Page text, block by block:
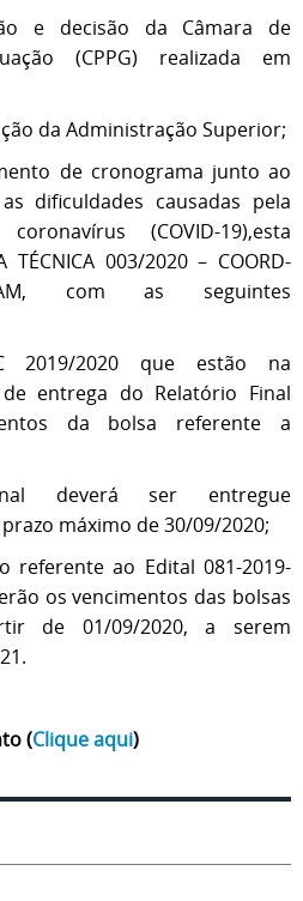
e decisão da Câmara de
(CPPG) realizada em
da Administração Superior;
de cronograma junto ao
dificuldades causadas pela
(COVID-19),esta
TÉCNICA 003/2020 – COORD-
UFAM, com as seguintes
2019/2020 que estão na
entrega do Relatório Final
da bolsa referente a
deverá ser entregue
máximo de 30/09/2020;
referente ao Edital 081-2019-
os vencimentos das bolsas
de 01/09/2020, a serem
(Clique aqui)